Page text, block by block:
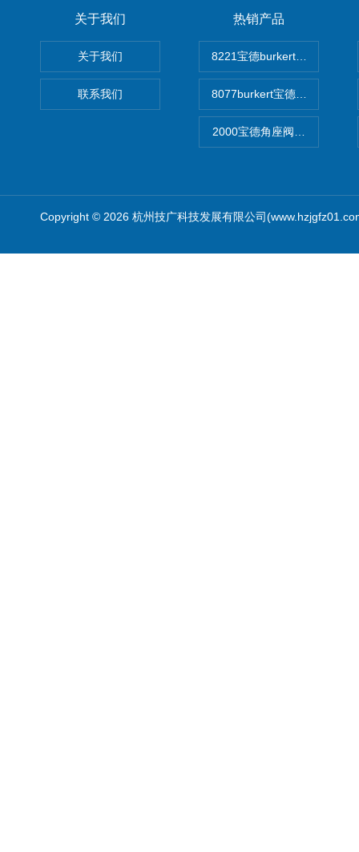
关于我们
关于我们
联系我们
热销产品
8221宝德burkert电导率探头
8077burkert宝德椭圆齿轮脉
2000宝德角座阀德国宝帝
Copyright © 2026 杭州技广科技发展有限公司